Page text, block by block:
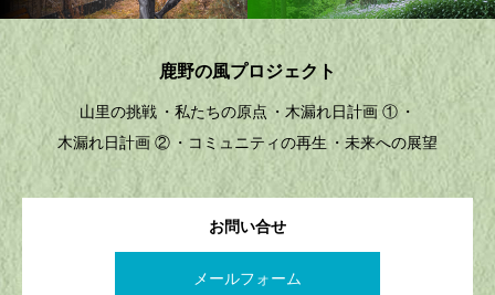
鹿野の風プロジェクト
山里の挑戦 私たちの原点
木漏れ日計画 ①
木漏れ日計画 ②
コミュニティの再生 未来への展望
お問い合せ
メールフォーム